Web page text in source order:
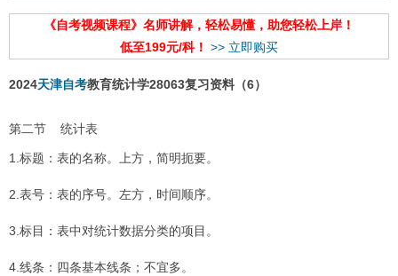
《自考视频课程》名师讲解，轻松易懂，助您轻松上岸！
低至199元/科！ >> 立即购买
2024天津自考教育统计学28063复习资料（6）
第二节 统计表
1.标题：表的名称。上方，简明扼要。
2.表号：表的序号。左方，时间顺序。
3.标目：表中对统计数据分类的项目。
4.线条：四条基本线条；不宜多。